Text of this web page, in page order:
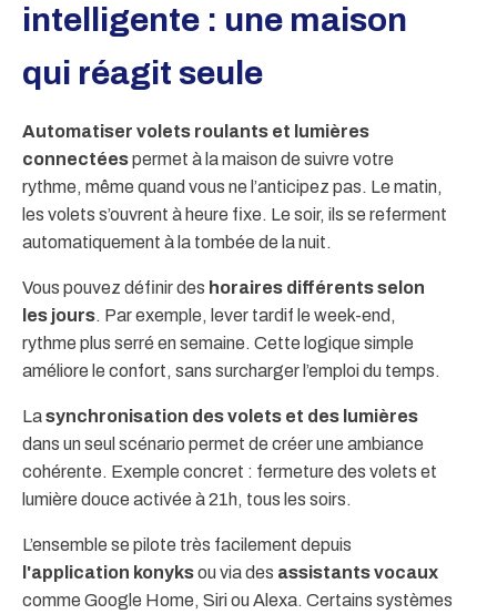
intelligente : une maison
qui réagit seule
Automatiser volets roulants et lumières
connectéespermet à la maison de suivre votre
rythme, même quand vous ne l’anticipez pas. Le matin,
les volets s’ouvrent à heure fixe. Le soir, ils se referment
automatiquement à la tombée de la nuit.
Vous pouvez définir des horaires différents selon
les jours. Par exemple, lever tardif le week-end,
rythme plus serré en semaine. Cette logique simple
améliore le confort, sans surcharger l’emploi du temps.
Lasynchronisation des volets et des lumières
dans un seul scénario permet de créer une ambiance
cohérente. Exemple concret : fermeture des volets et
lumière douce activée à 21h, tous les soirs.
L’ensemble se pilote très facilement depuis
l'application konyksou via des assistants vocaux
comme Google Home, Siri ou Alexa. Certains systèmes